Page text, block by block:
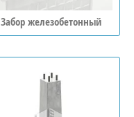
Забор железобетонный